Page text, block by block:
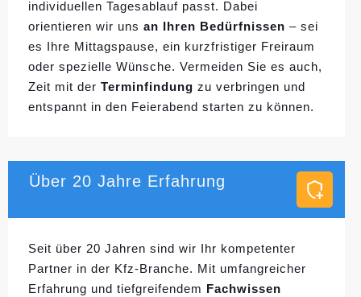
individuellen Tagesablauf passt. Dabei
orientieren wir uns an Ihren Bedürfnissen – sei
es Ihre Mittagspause, ein kurzfristiger Freiraum
oder spezielle Wünsche. Vermeiden Sie es auch,
Zeit mit der Terminfindung zu verbringen und
entspannt in den Feierabend starten zu können.
Über 20 Jahre Erfahrung
Seit über 20 Jahren sind wir Ihr kompetenter
Partner in der Kfz-Branche. Mit umfangreicher
Erfahrung und tiefgreifendem Fachwissen